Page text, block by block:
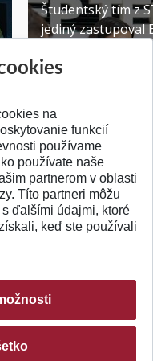
Študentský tím z
jediný zastupoval
Publikované
na
funkcií
používame
používate naše
partnerom v oblasti
Títo partneri môžu
ďalšími údajmi, ktoré
keď ste používali